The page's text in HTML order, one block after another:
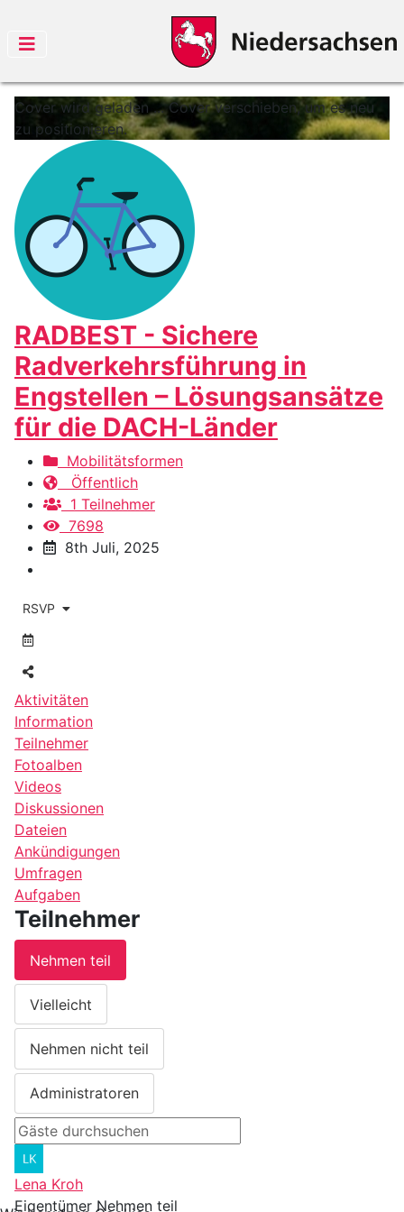
Cover wird geladen ... Cover verschieben, um es neu
zu positionieren.
RADBEST - Sichere
Radverkehrsführung in
Engstellen – Lösungsansätze
für die DACH-Länder
Mobilitätsformen
Öffentlich
1 Teilnehmer
7698
8th Juli, 2025
RSVP
Aktivitäten
Information
Teilnehmer
Fotoalben
Videos
Diskussionen
Dateien
Ankündigungen
Umfragen
Aufgaben
Teilnehmer
Nehmen teil
Vielleicht
Nehmen nicht teil
Administratoren
Lena Kroh
Eigentümer Nehmen teil